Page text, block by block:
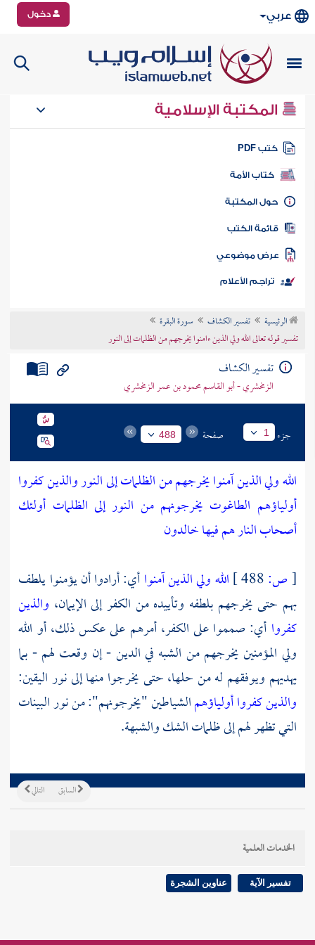
عربي دخول
المكتبة الإسلامية
كتب PDF
كتاب الأمة
المكتبة
الكتب
موضوعي
تراجم الأعلام
الرئيسية تفسير الكشاف
سورة البقرة
تفسير قوله تعالى الله ولي الذين ءامنوا يخرجهم من الظلمات إلى النور
تفسير الكشاف
الزمخشري - أبو القاسم محمود بن عمر الزمخشري
جزء 1 صفحة 488
الله ولي الذين آمنوا يخرجهم من الظلمات إلى النور والذين كفروا
أولياؤهم الطاغوت يخرجونهم من النور إلى الظلمات أولئك
أصحاب النار هم فيها خالدون
[ص: الله ولي الذين آمنواأي: أرادوا أن يؤمنوا يلطف
بهم حتى يخرجهم بلطفه وتأييده من الكفر إلى الإيمان، والذين
كفروا أي: صمموا على الكفر، أمرهم على عكس ذلك، أو الله
ولي المؤمنين يخرجهم من الشبه في الدين - إن وقعت لهم - بما
يهديهم ويوفقهم له من حلها، حتى يخرجوا منها إلى نور اليقين:
والذين كفروا أولياؤهمالشياطين "يخرجونهم": من نور البينات
التي تظهر لهم إلى ظلمات الشك والشبهة.
التالي السابق
الخدمات العلمية
تفسير الآية عناوين الشجرة